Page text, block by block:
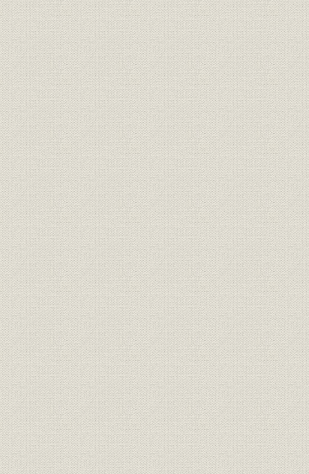
製品 消化器
事業所 本社全景
事業所 営業所・出張所
事業所;施設 本社工場
事業所;施設 枚岡工場
事業所;施設 高井田工場
事業所 鋳造工場・梯子製缶工場